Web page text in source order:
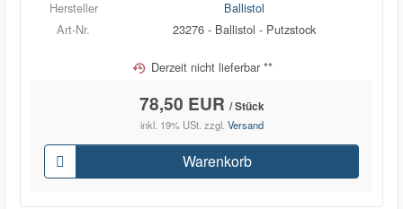
Hersteller
Ballistol
Art-Nr.
23276 - Ballistol - Putzstock
Derzeit nicht lieferbar **
78,50 EUR / Stück
inkl. 19% USt. zzgl. Versand
Warenkorb